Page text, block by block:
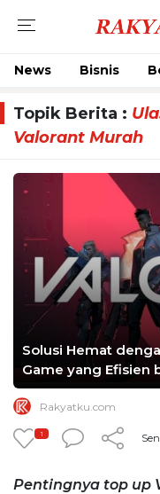
News Bisnis
Topik Berita :
Valorant Murah
Solusi Hemat
Game yang Efisien
Rakyatku.com
1
Pentingnya top up